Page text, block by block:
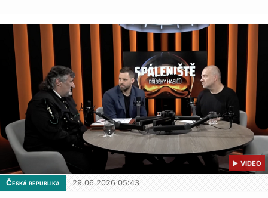
▶ VIDEO
Česká republika 29.06.2026 05:43